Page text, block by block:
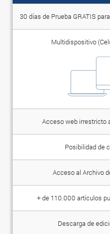
30 días de Prueba GRATIS
Multidispositivo
Acceso web irrestricto
Posibilidad de
Acceso al Archivo
+ de 110.000 artículos
Descarga de